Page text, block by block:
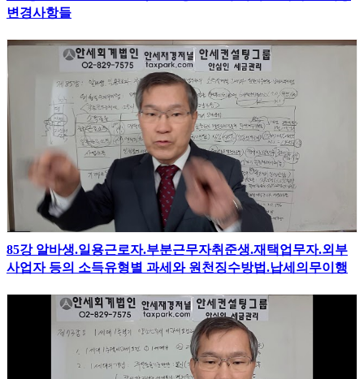
변경사항들
85강 알바생.일용근로자.부분근무자취준생.재택업무자.외부
사업자 등의 소득유형별 과세와 원천징수방법.납세의무이행